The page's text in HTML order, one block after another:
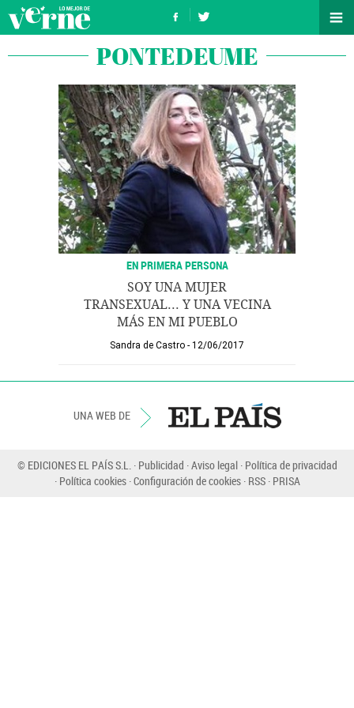
PONTEDEUME
EN PRIMERA PERSONA
SOY UNA MUJER
TRANSEXUAL... Y UNA VECINA
MÁS EN MI PUEBLO
Sandra de Castro 12/06/2017
UNA WEB DE
© EDICIONES EL PAÍS S.L. Publicidad Aviso legal Política de privacidad
Política cookies Configuración de cookies RSS PRISA